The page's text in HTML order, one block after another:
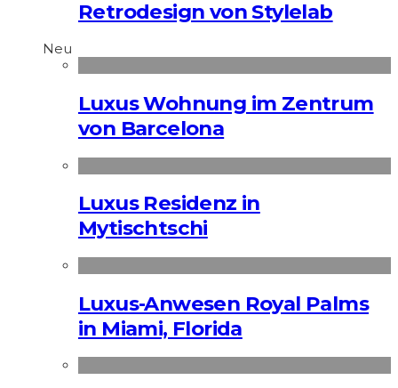
Retrodesign von Stylelab
Neu
Luxus Wohnung im Zentrum
von Barcelona
Luxus Residenz in
Mytischtschi
Luxus-Anwesen Royal Palms
in Miami, Florida